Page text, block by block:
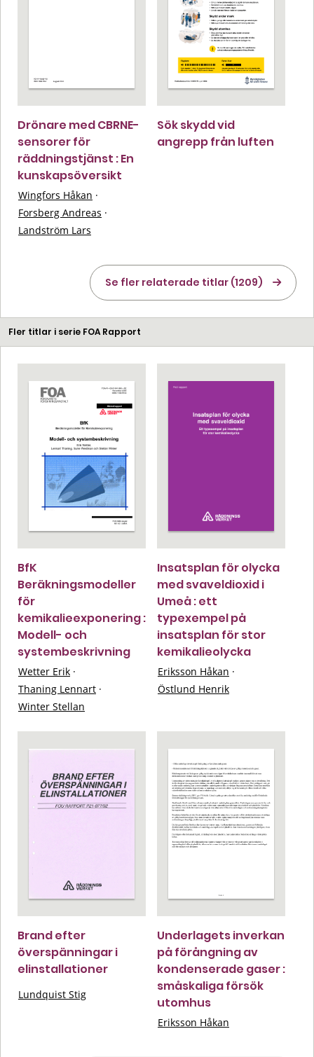
Drönare med CBRNE-
sensorer för
räddningstjänst : En
kunskapsöversikt
Wingfors Håkan ·
Forsberg Andreas ·
Landström Lars
Sök skydd vid
angrepp från luften
Se fler relaterade titlar (1209)
Fler titlar i serie FOA Rapport
BfK
Beräkningsmodeller
för
kemikalieexponering :
Modell- och
systembeskrivning
Wetter Erik ·
Thaning Lennart ·
Winter Stellan
Insatsplan för olycka
med svaveldioxid i
Umeå : ett
typexempel på
insatsplan för stor
kemikalieolycka
Eriksson Håkan ·
Östlund Henrik
Brand efter
överspänningar i
elinstallationer
Lundquist Stig
Underlagets inverkan
på förångning av
kondenserade gaser :
småskaliga försök
utomhus
Eriksson Håkan